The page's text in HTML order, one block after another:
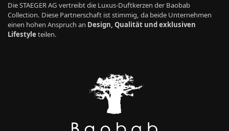
Die STAEGER AG vertreibt die Luxus-Duftkerzen der Baobab
Collection. Diese Partnerschaft ist stimmig, da beide Unternehmen
einen hohen Anspruch an Design, Qualität und exklusiven
Lifestyleteilen.